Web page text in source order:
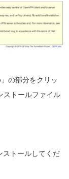
の部分をクリッ
ストールファイル
ストールしてくだ